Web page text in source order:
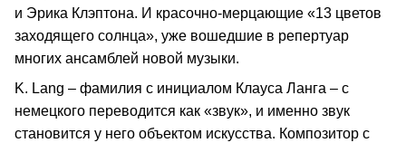
и Эрика Клэптона. И красочно-мерцающие «13 цветов
заходящего солнца», уже вошедшие в репертуар
многих ансамблей новой музыки.
K. Lang – фамилия с инициалом Клауса Ланга – с
немецкого переводится как «звук», и именно звук
становится у него объектом искусства. Композитор с